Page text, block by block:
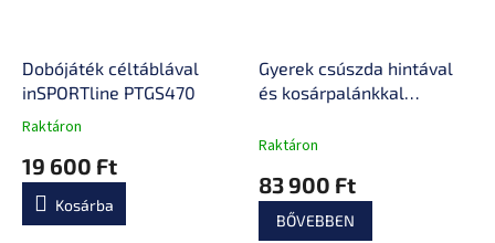
Dobójáték céltáblával
inSPORTline PTGS470
A
átlagos
értékelése
Raktáron
19 600 Ft
Kosárba
Gyerek csúszda hintával
és kosárpalánkkal
Raktáron
83 900 Ft
BŐVEBBEN